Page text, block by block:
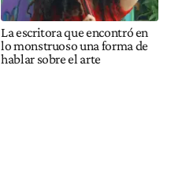
La escritora que encontró en
lo monstruoso una forma de
hablar sobre el arte